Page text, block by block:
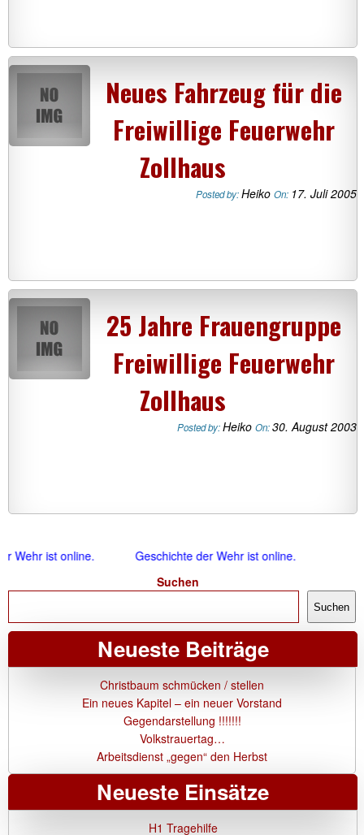
Neues Fahrzeug für die
Freiwillige Feuerwehr
Zollhaus
Posted by:Heiko On: 17. Juli 2005
25 Jahre Frauengruppe
Freiwillige Feuerwehr
Zollhaus
Posted by:Heiko On:30. August 2003
ist online.
Geschichte der Wehr ist online.
Suchen
Suchen
Neueste Beiträge
Christbaum schmücken / stellen
Ein neues Kapitel – ein neuer Vorstand
Gegendarstellung !!!!!!!
Volkstrauertag…
Arbeitsdienst „gegen“ den Herbst
Neueste Einsätze
H1 Tragehilfe